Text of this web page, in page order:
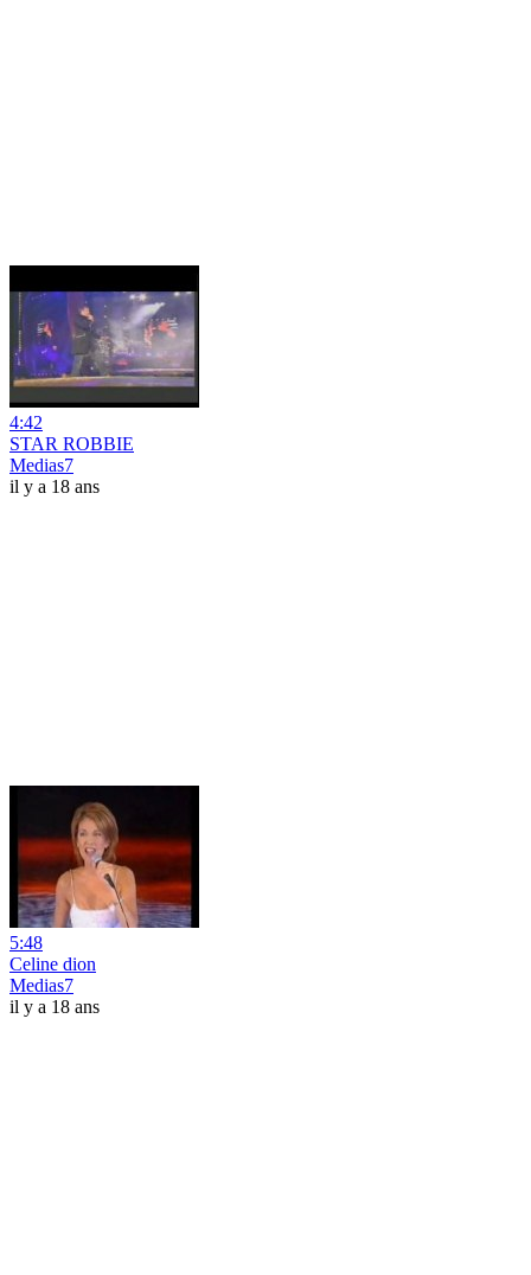
4:42
STAR ROBBIE
Medias7
il y a 18 ans
5:48
Celine dion
Medias7
il y a 18 ans